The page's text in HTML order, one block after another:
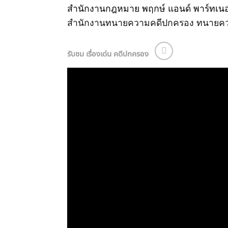
สำนักงานกฎหมาย พฤกษ์ แอนด์ พาร์ทเน
สำนักงานทนายความคดีปกครอง ทนายค
รับชม เรื่องเด่น คดีปกครอง